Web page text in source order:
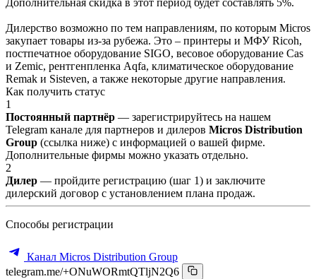
Дилерство возможно по тем направлениям, по которым Micros
закупает товары из-за рубежа. Это – принтеры и МФУ Ricoh,
постпечатное оборудование SIGO, весовое оборудование Cas
и Zemic, рентгенпленка Aqfa, климатическое оборудование
Remak и Sisteven, а также некоторые другие направления.
Как получить статус
1
Постоянный партнёр — зарегистрируйтесь на нашем
Telegram канале для партнеров и дилеров Micros Distribution
Group (ссылка ниже) с информацией о вашей фирме.
Дополнительные фирмы можно указать отдельно.
2
Дилер — пройдите регистрацию (шаг 1) и заключите
дилерский договор с установлением плана продаж.
Способы регистрации
Канал Micros Distribution Group
telegram.me/+ONuWORmtQTljN2Q6